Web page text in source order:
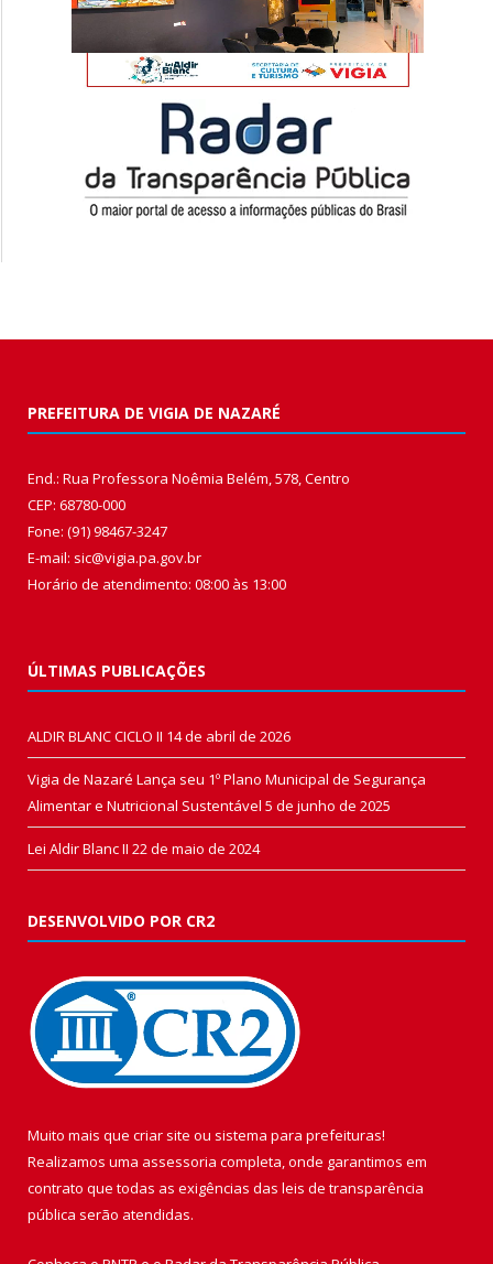
PREFEITURA DE VIGIA DE NAZARÉ
End.: Rua Professora Noêmia Belém, 578, Centro
CEP: 68780-000
Fone: (91) 98467-3247
E-mail: sic@vigia.pa.gov.br
Horário de atendimento: 08:00 às 13:00
ÚLTIMAS PUBLICAÇÕES
ALDIR BLANC CICLO II 14 de abril de 2026
Vigia de Nazaré Lança seu 1º Plano Municipal de Segurança
Alimentar e Nutricional Sustentável 5 de junho de 2025
Lei Aldir Blanc II 22 de maio de 2024
DESENVOLVIDO POR CR2
Muito mais que criar site ou sistema para prefeituras!
Realizamos uma assessoria completa, onde garantimos em
contrato que todas as exigências das leis de transparência
pública serão atendidas.